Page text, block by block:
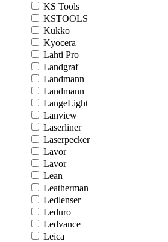
KS Tools
KSTOOLS
Kukko
Kyocera
Lahti Pro
Landgraf
Landmann
Landmann
LangeLight
Lanview
Laserliner
Laserpecker
Lavor
Lavor
Lean
Leatherman
Ledlenser
Leduro
Ledvance
Leica